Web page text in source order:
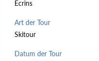
Écrins
Art der Tour
Skitour
Datum der Tour